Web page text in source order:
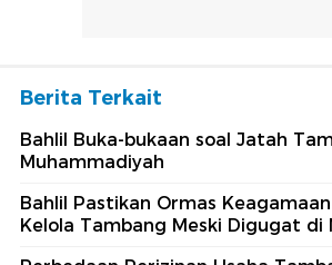
Berita Terkait
Bahlil Buka-bukaan soal Jatah
Muhammadiyah
Bahlil Pastikan Ormas
Kelola Tambang Meski Digugat di